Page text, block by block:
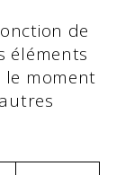
de
éléments
le moment